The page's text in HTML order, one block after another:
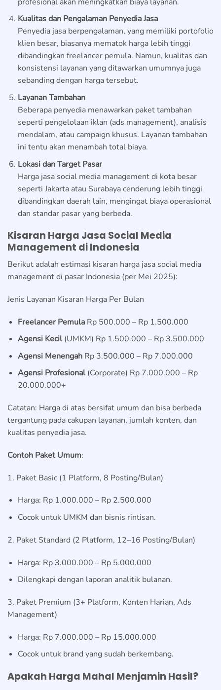
Kualitas dan Pengalaman Penyedia Jasa
Penyedia jasa berpengalaman, yang memiliki portofolio
klien besar, biasanya mematok harga lebih tinggi
dibandingkan freelancer pemula. Namun, kualitas dan
konsistensi layanan yang ditawarkan umumnya juga
sebanding dengan harga tersebut.
Layanan Tambahan
Beberapa penyedia menawarkan paket tambahan
seperti pengelolaan iklan (ads management), analisis
mendalam, atau campaign khusus. Layanan tambahan
ini tentu akan menambah total biaya.
Lokasi dan Target Pasar
Harga jasa social media management di kota besar
seperti Jakarta atau Surabaya cenderung lebih tinggi
dibandingkan daerah lain, mengingat biaya operasional
dan standar pasar yang berbeda.
Kisaran Harga Jasa Social Media
Management di Indonesia
Berikut adalah estimasi kisaran harga jasa social media
management di pasar Indonesia (per Mei 2025):
Jenis Layanan Kisaran Harga Per Bulan
Freelancer PemulaRp 500.000 – Rp 1.500.000
Agensi Kecil(UMKM) Rp 1.500.000 – Rp 3.500.000
Agensi MenengahRp 3.500.000 – Rp 7.000.000
Agensi Profesional(Corporate) Rp 7.000.000 – Rp
20.000.000+
Catatan: Harga di atas bersifat umum dan bisa berbeda
tergantung pada cakupan layanan, jumlah konten, dan
kualitas penyedia jasa.
Contoh Paket Umum:
1. Paket Basic (1 Platform, 8 Posting/Bulan)
Harga: Rp 1.000.000 – Rp 2.500.000
Cocok untuk UMKM dan bisnis rintisan.
2. Paket Standard (2 Platform, 12–16 Posting/Bulan)
Harga: Rp 3.000.000 – Rp 5.000.000
Dilengkapi dengan laporan analitik bulanan.
3. Paket Premium (3+ Platform, Konten Harian, Ads
Management)
Harga: Rp 7.000.000 – Rp 15.000.000
Cocok untuk brand yang sudah berkembang.
Apakah Harga Mahal Menjamin Hasil?